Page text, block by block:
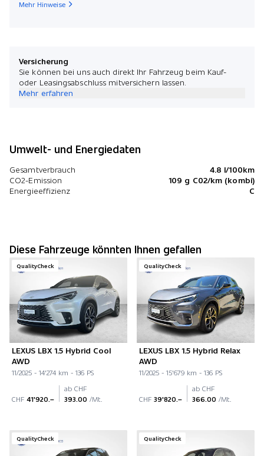
Mehr Hinweise
Versicherung
Sie können bei uns auch direkt Ihr Fahrzeug beim Kauf-
oder Leasingsabschluss mitversichern lassen.
Mehr erfahren
Umwelt- und Energiedaten
Gesamtverbrauch
4.8 l/100km
CO2-Emission
109 g C02/km (kombi)
Energieeffizienz
C
Diese Fahrzeuge könnten Ihnen gefallen
QualityCheck
LEXUS LBX 1.5 Hybrid Cool
AWD
11/2025 - 14'274 km - 136 PS
CHF 41'920.–
ab CHF
393.00 /Mt.
QualityCheck
LEXUS LBX 1.5 Hybrid Relax
AWD
11/2025 - 15'679 km - 136 PS
CHF 39'820.–
ab CHF
366.00 /Mt.
QualityCheck QualityCheck